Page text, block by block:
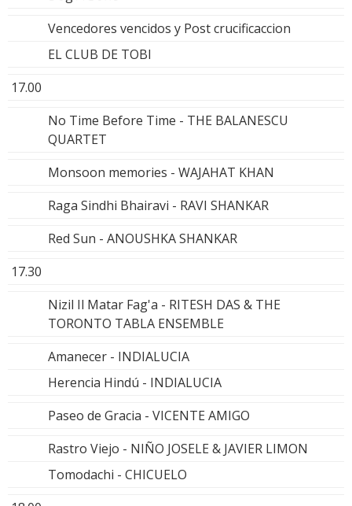
Vencedores vencidos y Post crucificaccion
EL CLUB DE TOBI
17.00
No Time Before Time - THE BALANESCU
QUARTET
Monsoon memories - WAJAHAT KHAN
Raga Sindhi Bhairavi - RAVI SHANKAR
Red Sun - ANOUSHKA SHANKAR
17.30
Nizil Il Matar Fag'a - RITESH DAS & THE
TORONTO TABLA ENSEMBLE
Amanecer - INDIALUCIA
Herencia Hindú - INDIALUCIA
Paseo de Gracia - VICENTE AMIGO
Rastro Viejo - NIÑO JOSELE & JAVIER LIMON
Tomodachi - CHICUELO